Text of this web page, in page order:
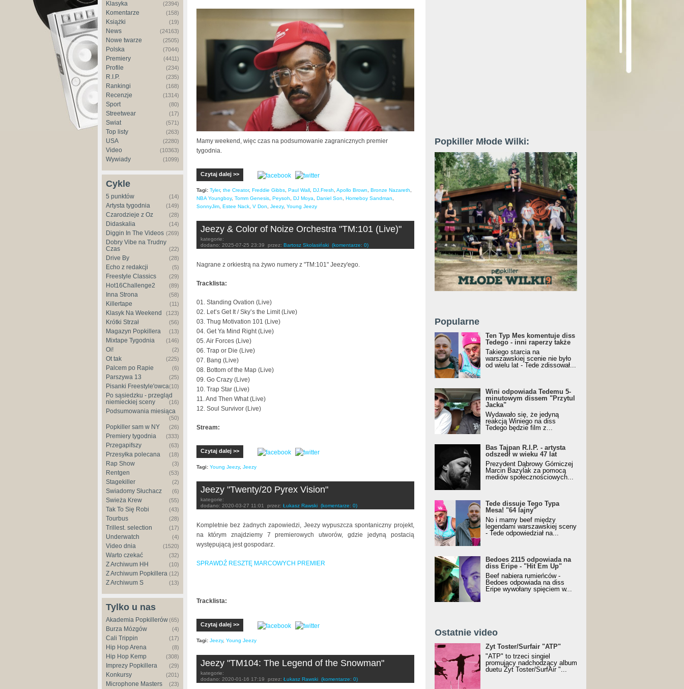
Klasyka (2394)
Komentarze (158)
Książki (19)
News (24163)
Nowe twarze (2505)
Polska (7044)
Premiery (4411)
Profile (234)
R.I.P. (235)
Rankingi (168)
Recenzje (1314)
Sport (80)
Streetwear (17)
Świat (571)
Top listy (263)
USA (2280)
Video (10363)
Wywiady (1099)
Cykle
5 punktów (14)
Artysta tygodnia (149)
Czarodzieje z Oz (28)
Didaskalia (14)
Diggin In The Videos (269)
Dobry Vibe na Trudny
Czas
(22)
Drive By (28)
Echo z redakcji (5)
Freestyle Classics (29)
Hot16Challenge2 (89)
Inna Strona (58)
Killertape (11)
Klasyk Na Weekend (123)
Krótki Strzał (56)
Magazyn Popkillera (13)
Mixtape Tygodnia (146)
Oi! (2)
Ot tak (225)
Palcem po Rapie (6)
Parszywa 13 (25)
Pisanki Freestyle'owca(10)
Po sąsiedzku - przegląd
niemieckiej sceny
(16)
Podsumowania miesiąca
(50)
Popkiller sam w NY (26)
Premiery tygodnia (333)
Przegapifszy (63)
Przesyłka polecana (18)
Rap Show (3)
Rentgen (53)
Stagekiller (2)
Świadomy Słuchacz (6)
Świeża Krew (55)
Tak To Się Robi (43)
Tourbus (28)
Trillest. selection (17)
Underwatch (4)
Video dnia (1520)
Warto czekać (32)
Z Archiwum HH (10)
Z Archiwum Popkillera (12)
Z Archiwum S (13)
Tylko u nas
Akademia Popkillerów(65)
Burza Mózgów (4)
Cali Trippin (17)
Hip Hop Arena (8)
Hip Hop Kemp (308)
Imprezy Popkillera (29)
Konkursy (201)
Microphone Masters (23)
Mamy weekend, więc czas na podsumowanie zagranicznych premier
tygodnia.
Czytaj dalej >>
Tagi: Tyler, the Creator, Freddie Gibbs Paul Wall DJ.Fresh Apollo Brown Bronze Nazareth
NBA Youngboy, Tomm Genesis Peysoh DJ Moya Daniel Son Homeboy Sandman
SonnyJim Estee Nack V Don Jeezy, Young Jeezy
Jeezy & Color of Noize Orchestra "TM:101 (Live)"
kategorie:
dodano: 2025-07-25 23:39 przez: Bartosz Skolasiński (komentarze: 0)
Nagrane z orkiestrą na żywo numery z "TM:101" Jeezy'ego.
Tracklista:
01. Standing Ovation (Live)
02. Let’s Get It / Sky’s the Limit (Live)
03. Thug Motivation 101 (Live)
04. Get Ya Mind Right (Live)
05. Air Forces (Live)
06. Trap or Die (Live)
07. Bang (Live)
08. Bottom of the Map (Live)
09. Go Crazy (Live)
10. Trap Star (Live)
11. And Then What (Live)
12. Soul Survivor (Live)
Stream:
Czytaj dalej >>
Tagi: Young Jeezy, Jeezy
Jeezy "Twenty/20 Pyrex Vision"
kategorie:
dodano: 2020-03-27 11:01 przez: Łukasz Rawski (komentarze: 0)
Kompletnie bez żadnych zapowiedzi, Jeezy wypuszcza spontaniczny projekt,
na którym znajdziemy 7 premierowych utworów, gdzie jedyną postacią
występującą jest gospodarz.
SPRAWDŹ RESZTĘ MARCOWYCH PREMIER
Tracklista:
Czytaj dalej >>
Tagi: Jeezy, Young Jeezy
Jeezy "TM104: The Legend of the Snowman"
kategorie:
dodano: 2020-01-16 17:19 przez: Łukasz Rawski (komentarze: 0)
Popkiller Młode Wilki:
Popularne
Ten Typ Mes komentuje diss
Tedego - inni raperzy także
Takiego starcia na
warszawskiej scenie nie było
od wielu lat - Tede zdissował...
Wini odpowiada Tedemu 5-
minutowym dissem "Przytul
Jacka"
Wydawało się, że jedyną
reakcją Winiego na diss
Tedego będzie film z...
Bas Tajpan R.I.P. - artysta
odszedł w wieku 47 lat
Prezydent Dąbrowy Górniczej
Marcin Bazylak za pomocą
mediów społecznościowych...
Tede dissuje Tego Typa
Mesa! "64 lajny"
No i mamy beef między
legendami warszawskiej sceny
- Tede odpowiedział na...
Bedoes 2115 odpowiada na
diss Eripe - "Hit Em Up"
Beef nabiera rumieńców -
Bedoes odpowiada na diss
Eripe wywołany spięciem w...
Ostatnie video
Żyt Toster/SurfAir - ATP VIDEO
Żyt Toster/Surfair "ATP"
"ATP" to trzeci singiel
promujący nadchodzący album
duetu Żyt Toster/SurfAir "...